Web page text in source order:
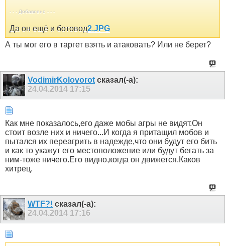
- - - Добавлено - - -
Да он ещё и ботовод2.JPG
А ты мог его в таргет взять и атаковать? Или не берет?
VodimirKolovorot сказал(-а):
24.04.2014 17:15
Как мне показалось,его даже мобы агры не видят.Он
стоит возле них и ничего...И когда я притащил мобов и
пытался их переагрить в надежде,что они будут его бить
и как то укажут его местоположение или будут бегать за
ним-тоже ничего.Его видно,когда он движется.Каков
хитрец.
WTF?! сказал(-а):
24.04.2014 17:16